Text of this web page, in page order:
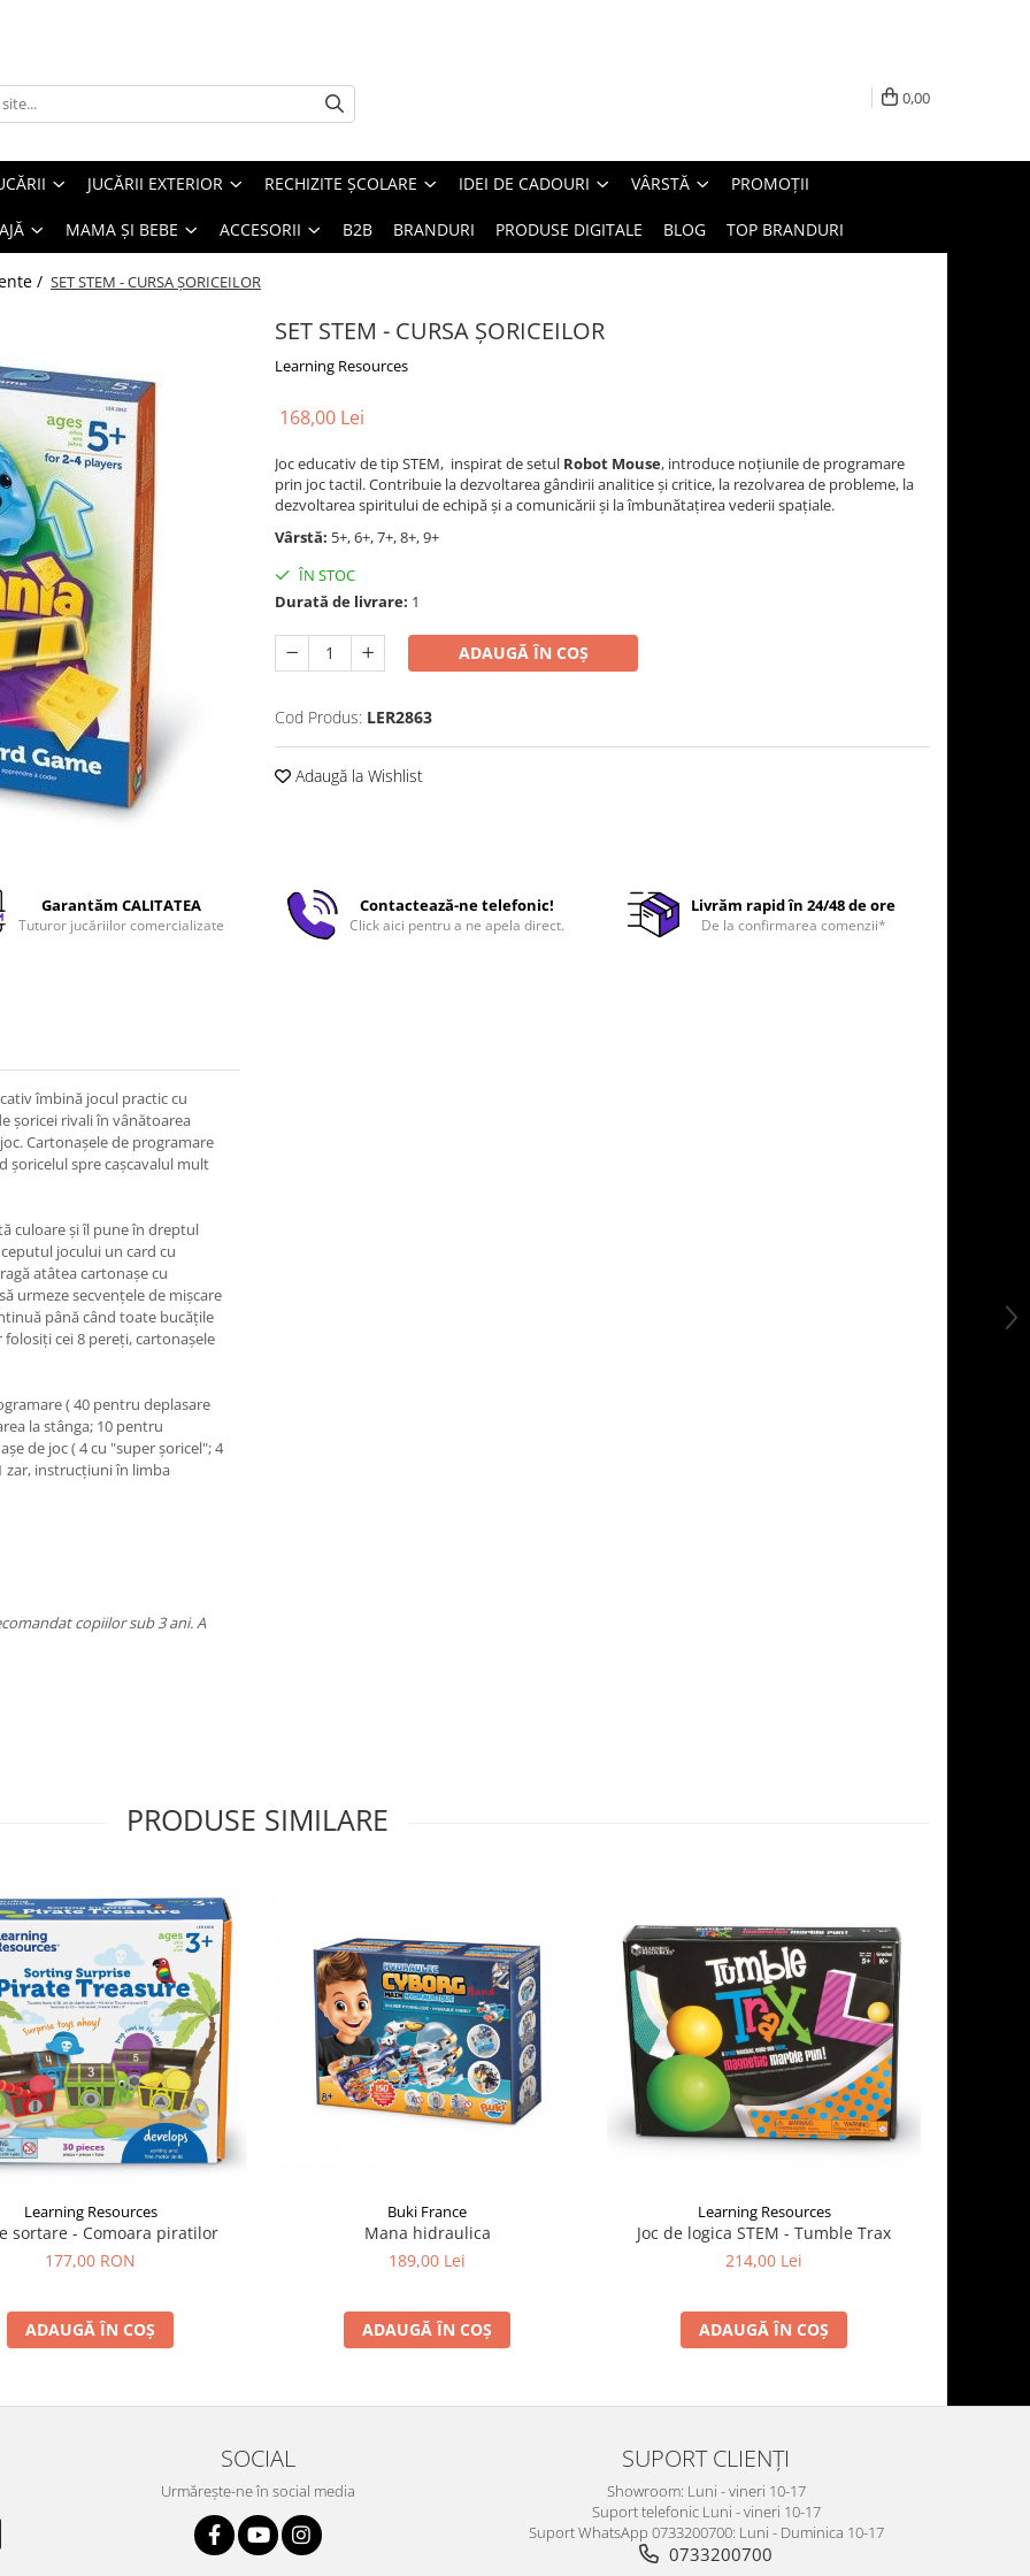
0,00
JUCĂRII EXTERIOR RECHIZITE ȘCOLARE IDEI DE CADOURI VÂRSTĂ PROMOȚII
MAMA ȘI BEBE ACCESORII B2B BRANDURI PRODUSE DIGITALE BLOG TOP BRANDURI
/ SET STEM - CURSA ȘORICEILOR
SET STEM - CURSA ȘORICEILOR
Learning Resources
168,00 Lei
Joc educativ de tip STEM, inspirat de setul Robot Mouse, introduce noțiunile de programare
prin joc tactil. Contribuie la dezvoltarea gândirii analitice și critice, la rezolvarea de probleme, la
dezvoltarea spiritului de echipă și a comunicării și la îmbunătațirea vederii spațiale.
Vârstă: 5+, 6+, 7+, 8+, 9+
ÎN STOC
Durată de livrare: 1
ADAUGĂ ÎN COȘ
Cod Produs: LER2863
Adaugă la Wishlist
Garantăm CALITATEA
Tuturor jucăriilor comercializate
Contactează-ne telefonic!
Click aici pentru a ne apela direct.
Livrăm rapid în 24/48 de ore
De la confirmarea comenzii*
îmbină jocul practic cu
șoricei rivali în vânătoarea
Cartonașele de programare
șoricelul spre cașcavalul mult
culoare și îl pune în dreptul
jocului un card cu
atâtea cartonașe cu
urmeze secvențele de mișcare
până când toate bucățile
cei 8 pereți, cartonașele
( 40 pentru deplasare
la stânga; 10 pentru
de joc ( 4 cu "super șoricel"; 4
zar, instrucțiuni în limba
copiilor sub 3 ani. A
PRODUSE SIMILARE
Learning Resources
sortare - Comoara piratilor
177,00 RON
ADAUGĂ ÎN COȘ
Buki France
Mana hidraulica
189,00 Lei
ADAUGĂ ÎN COȘ
Learning Resources
Joc de logica STEM - Tumble Trax
214,00 Lei
ADAUGĂ ÎN COȘ
SOCIAL
Urmărește-ne în social media
SUPORT CLIENȚI
Showroom: Luni - vineri 10-17
Suport telefonic Luni - vineri 10-17
Suport WhatsApp 0733200700: Luni - Duminica 10-17
0733200700